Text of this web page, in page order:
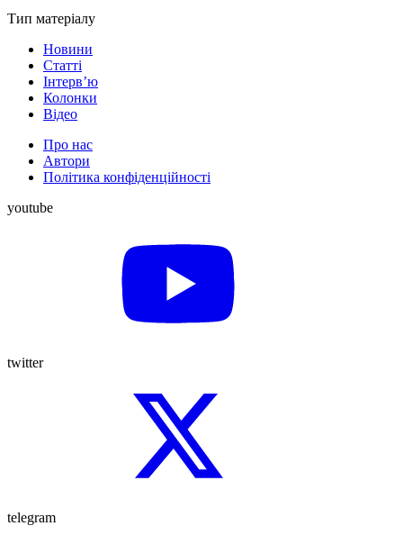
Тип матеріалу
Новини
Статті
Інтерв’ю
Колонки
Відео
Про нас
Автори
Політика конфіденційності
youtube
twitter
telegram